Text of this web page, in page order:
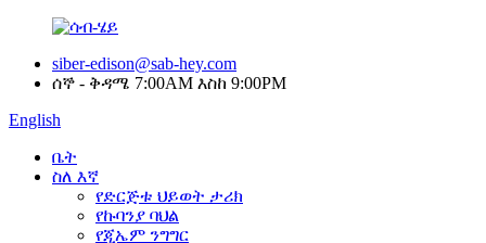
siber-edison@sab-hey.com
ሰኞ - ቅዳሜ 7:00AM እስከ 9:00PM
English
ቤት
ስለ እኛ
የድርጅቱ ህይወት ታሪክ
የኩባንያ ባህል
የጂኤም ንግግር